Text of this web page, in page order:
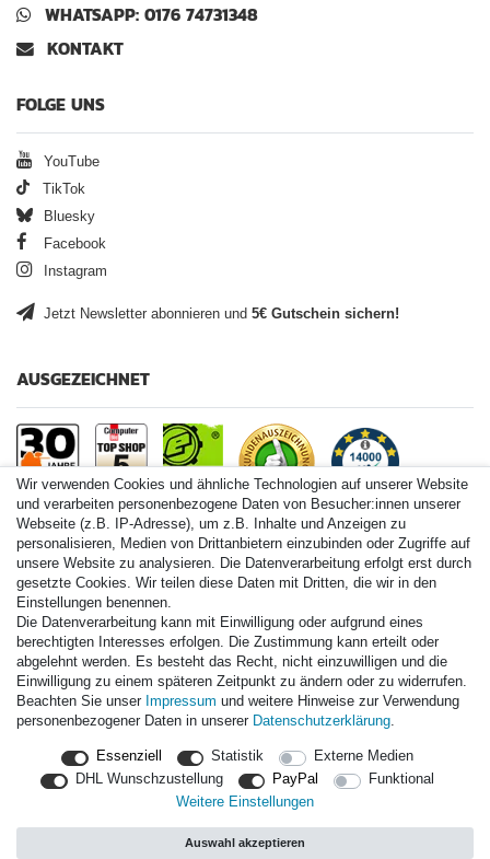
WHATSAPP: 0176 74731348
KONTAKT
FOLGE UNS
YouTube
TikTok
Bluesky
Facebook
Instagram
Jetzt Newsletter abonnieren und 5€ Gutschein sichern!
AUSGEZEICHNET
Paintball.de World
Paintball Shop International
Spares Shop North America
* Alle Preise inkl. ges. MwSt. zzgl. Versandkosten
Zahlungsarten
Versand
Durchschnittliche Bewertung von paintball.debei Trustami:
14.000
Bewertungen
Bewertungsgrundlage des Anbieters: 3 Verkaufs- und 3
Bewertungsplattformen
22 Jahre Erfahrung
Wir verwenden Cookies und ähnliche Technologien auf unserer Website
und verarbeiten personenbezogene Daten von Besucher:innen unserer
Webseite (z.B. IP-Adresse), um z.B. Inhalte und Anzeigen zu
personalisieren, Medien von Drittanbietern einzubinden oder Zugriffe auf
unsere Website zu analysieren. Die Datenverarbeitung erfolgt erst durch
gesetzte Cookies. Wir teilen diese Daten mit Dritten, die wir in den
Einstellungen benennen.
Die Datenverarbeitung kann mit Einwilligung oder aufgrund eines
berechtigten Interesses erfolgen. Die Zustimmung kann erteilt oder
abgelehnt werden. Es besteht das Recht, nicht einzuwilligen und die
Einwilligung zu einem späteren Zeitpunkt zu ändern oder zu widerrufen.
Beachten Sie unser Impressum und weitere Hinweise zur Verwendung
personenbezogener Daten in unserer Daten­schutz­erklärung.
Essenziell Statistik
Externe Medien
DHL Wunschzustellung
PayPal
Funktional
Weitere Einstellungen
Auswahl akzeptieren